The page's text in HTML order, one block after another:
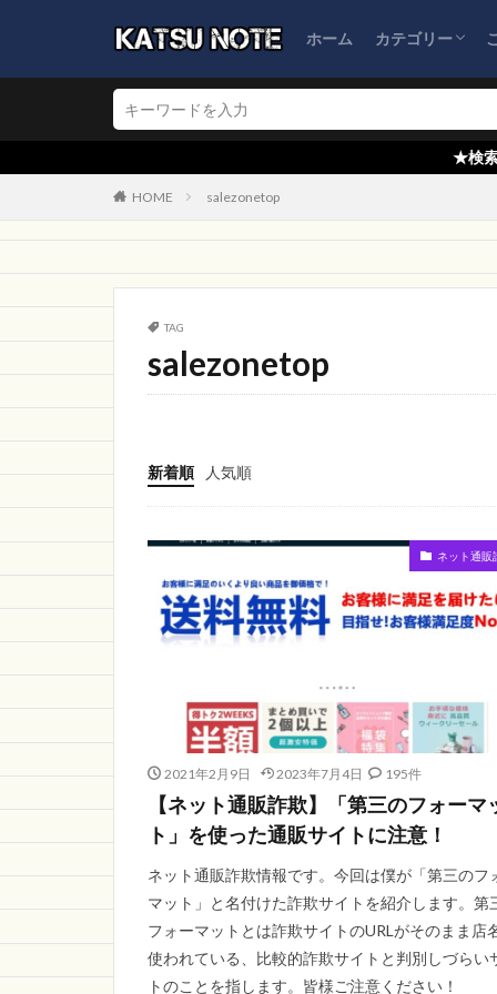
ホーム カテゴリー
ブログ運営
ネット通販詐欺
怪しい会社情報
TRYNLIKEOV
Font
ピルツ
中古販売
ハッスル
ポ
新雪荘スポーツ
WJBLL
regionPAY
ショップ
予
aan store
怪
★検索窓からブログ内検
HOME salezonetop
TAG
salezonetop
新着順 人気順
ネット通販
2021年2月9日 2023年7月4日 195件
【ネット通販詐欺】「第三のフォーマ
ト」を使った通販サイトに注意！
ネット通販詐欺情報です。今回は僕が「第三のフ
マット」と名付けた詐欺サイトを紹介します。第
フォーマットとは詐欺サイトのURLがそのまま店
使われている、比較的詐欺サイトと判別しづらい
トのことを指します。皆様ご注意ください！